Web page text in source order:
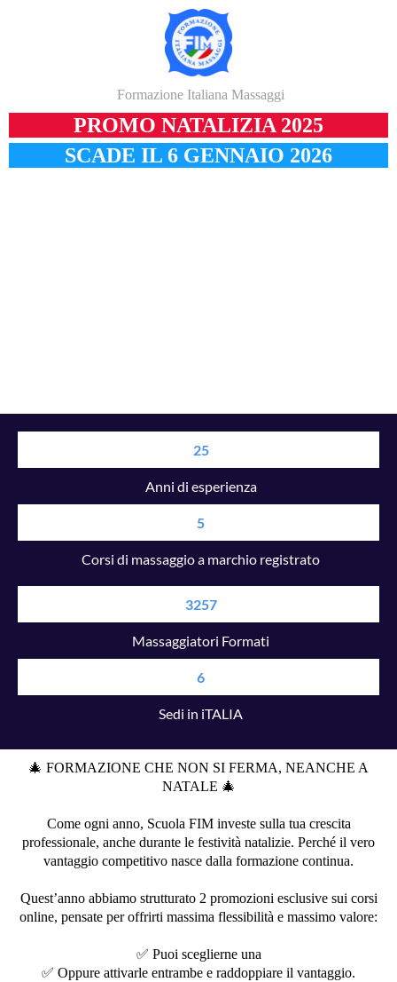
Formazione Italiana Massaggi
PROMO NATALIZIA 2025
SCADE IL 6 GENNAIO 2026
25
Anni di esperienza
5
Corsi di massaggio a marchio registrato
3257
Massaggiatori Formati
6
Sedi in iTALIA
🎄 FORMAZIONE CHE NON SI FERMA, NEANCHE A
NATALE 🎄
Come ogni anno, Scuola FIM investe sulla tua crescita
professionale, anche durante le festività natalizie. Perché il vero
vantaggio competitivo nasce dalla formazione continua.
Quest’anno abbiamo strutturato 2 promozioni esclusive sui corsi
online, pensate per offrirti massima flessibilità e massimo valore:
✅ Puoi sceglierne una
✅ Oppure attivarle entrambe e raddoppiare il vantaggio.